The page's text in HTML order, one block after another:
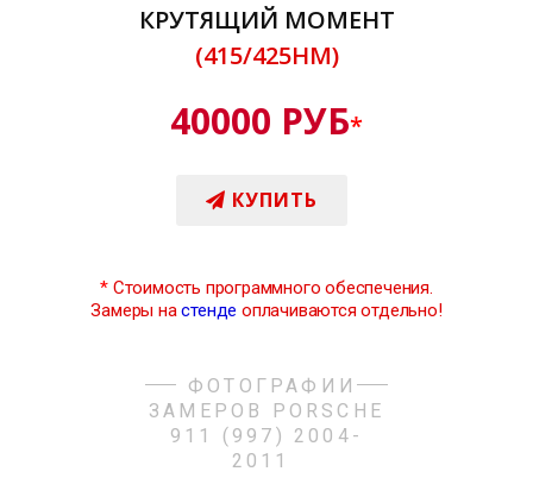
КРУТЯЩИЙ МОМЕНТ
(415/425НМ)
40000 РУБ*
КУПИТЬ
* Стоимость программного обеспечения.
Замеры настенде оплачиваются отдельно!
ФОТОГРАФИИ
ЗАМЕРОВ PORSCHE
911 (997) 2004-
2011